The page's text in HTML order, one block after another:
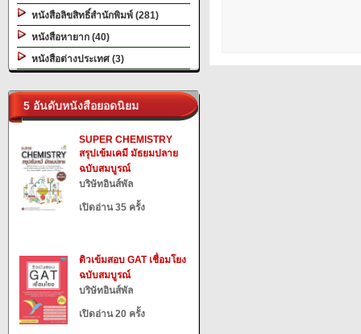
หนังสือลิขสิทธิ์สำนักพิมพ์ (281)
หนังสือหายาก (40)
หนังสือต่างประเทศ (3)
5 อันดับหนังสือยอดนิยม
SUPER CHEMISTRY
สรุปเข้มเคมี มัธยมปลาย
ฉบับสมบูรณ์
บริษัทอินส์พัล
เปิดอ่าน 35 ครั้ง
ติวเข้มสอบ GAT เชื่อมโยง
ฉบับสมบูรณ์
บริษัทอินส์พัล
เปิดอ่าน 20 ครั้ง